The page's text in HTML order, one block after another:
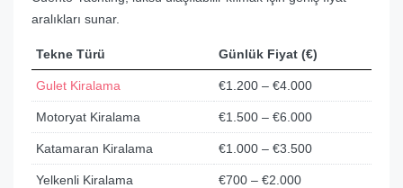
aralıkları sunar.
Tekne Türü Günlük Fiyat (€)
Gulet Kiralama €1.200 – €4.000
Motoryat Kiralama €1.500 – €6.000
Katamaran Kiralama €1.000 – €3.500
Yelkenli Kiralama €700 – €2.000